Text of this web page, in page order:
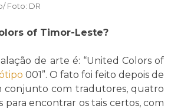
Foto: DR
of Timor-Leste?
de arte é: “United Colors of
001”. O fato foi feito depois de
conjunto com tradutores, quatro
para encontrar os tais certos, com